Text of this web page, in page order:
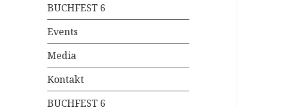
BUCHFEST 6
Events
Media
Kontakt
BUCHFEST 6